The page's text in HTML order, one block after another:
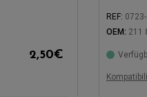
2,50€
REF:
OEM: 211